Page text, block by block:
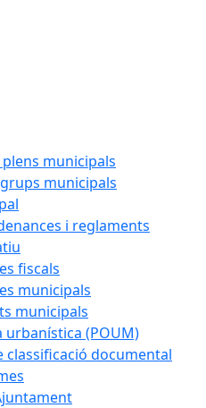
municipals
municipals
i reglaments
fiscals
municipals
municipals
urbanística (POUM)
classificació documental